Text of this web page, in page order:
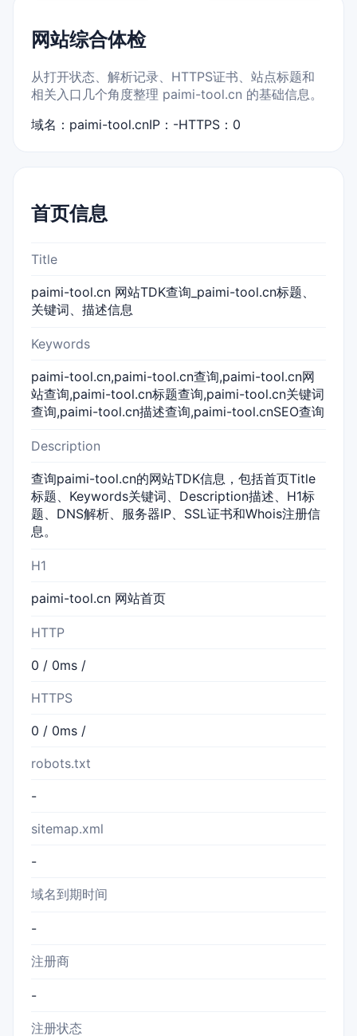
网站综合体检
从打开状态、解析记录、HTTPS证书、站点标题和
相关入口几个角度整理 paimi-tool.cn 的基础信息。
域名：paimi-tool.cnIP：-HTTPS：0
首页信息
Title
paimi-tool.cn 网站TDK查询_paimi-tool.cn标题、
关键词、描述信息
Keywords
paimi-tool.cn,paimi-tool.cn查询,paimi-tool.cn网
站查询,paimi-tool.cn标题查询,paimi-tool.cn关键词
查询,paimi-tool.cn描述查询,paimi-tool.cnSEO查询
Description
查询paimi-tool.cn的网站TDK信息，包括首页Title
标题、Keywords关键词、Description描述、H1标
题、DNS解析、服务器IP、SSL证书和Whois注册信
息。
H1
paimi-tool.cn 网站首页
HTTP
0 / 0ms /
HTTPS
0 / 0ms /
robots.txt
-
sitemap.xml
-
域名到期时间
-
注册商
-
注册状态